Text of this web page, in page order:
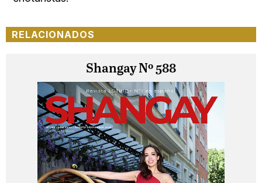
RELACIONADOS
Shangay Nº 588